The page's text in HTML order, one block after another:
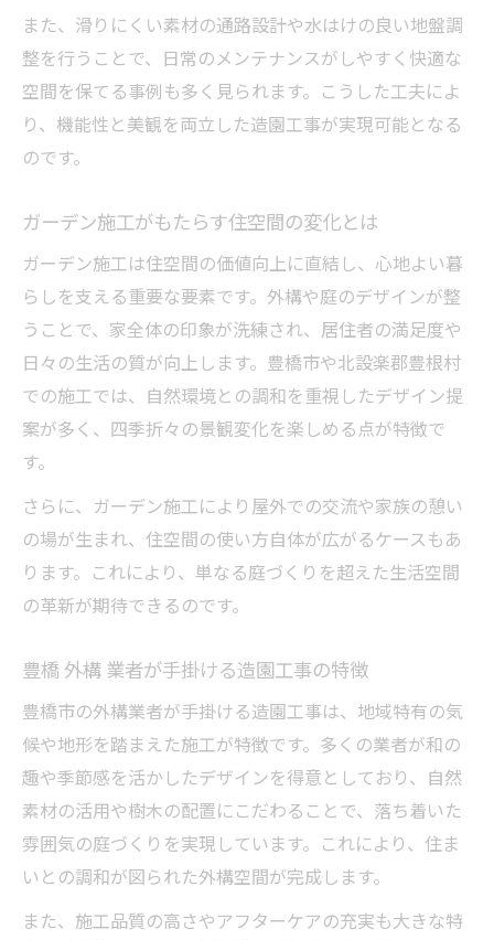
また、滑りにくい素材の通路設計や水はけの良い地盤調
整を行うことで、日常のメンテナンスがしやすく快適な
空間を保てる事例も多く見られます。こうした工夫によ
り、機能性と美観を両立した造園工事が実現可能となる
のです。
ガーデン施工がもたらす住空間の変化とは
ガーデン施工は住空間の価値向上に直結し、心地よい暮
らしを支える重要な要素です。外構や庭のデザインが整
うことで、家全体の印象が洗練され、居住者の満足度や
日々の生活の質が向上します。豊橋市や北設楽郡豊根村
での施工では、自然環境との調和を重視したデザイン提
案が多く、四季折々の景観変化を楽しめる点が特徴で
す。
さらに、ガーデン施工により屋外での交流や家族の憩い
の場が生まれ、住空間の使い方自体が広がるケースもあ
ります。これにより、単なる庭づくりを超えた生活空間
の革新が期待できるのです。
豊橋 外構 業者が手掛ける造園工事の特徴
豊橋市の外構業者が手掛ける造園工事は、地域特有の気
候や地形を踏まえた施工が特徴です。多くの業者が和の
趣や季節感を活かしたデザインを得意としており、自然
素材の活用や樹木の配置にこだわることで、落ち着いた
雰囲気の庭づくりを実現しています。これにより、住ま
いとの調和が図られた外構空間が完成します。
また、施工品質の高さやアフターケアの充実も大きな特